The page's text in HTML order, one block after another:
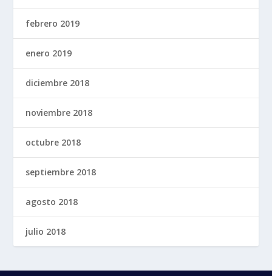
febrero 2019
enero 2019
diciembre 2018
noviembre 2018
octubre 2018
septiembre 2018
agosto 2018
julio 2018